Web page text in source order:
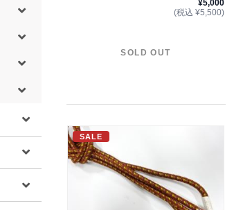
¥5,000
(税込 ¥5,500)
SOLD OUT
SALE